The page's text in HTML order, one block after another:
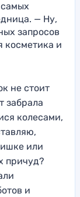
— Ну,
запросов
косметика и
не стоит
забрала
колесами,
или
причуд?
и